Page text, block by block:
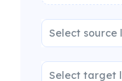
Select source
Select target